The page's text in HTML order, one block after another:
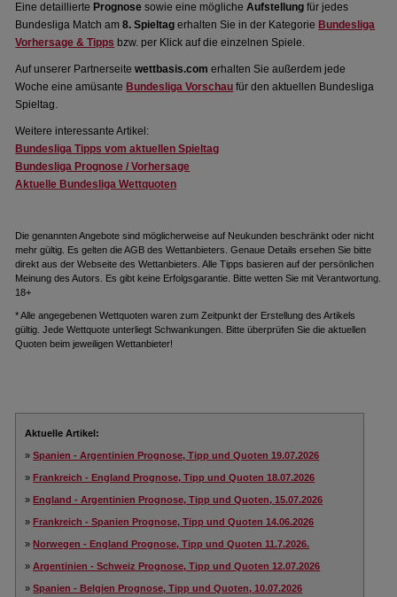
Eine detaillierte Prognose sowie eine möglicheAufstellung für jedes
Bundesliga Match am8. Spieltag erhalten Sie in der Kategorie Bundesliga
Vorhersage & Tipps bzw. per Klick auf die einzelnen Spiele.
Auf unserer Partnerseitewettbasis.com erhalten Sie außerdem jede
Woche eine amüsante Bundesliga Vorschau für den aktuellen Bundesliga
Spieltag.
Weitere interessante Artikel:
Bundesliga Tipps vom aktuellen Spieltag
Bundesliga Prognose / Vorhersage
Aktuelle Bundesliga Wettquoten
Die genannten Angebote sind möglicherweise auf Neukunden beschränkt oder nicht
mehr gültig. Es gelten die AGB des Wettanbieters. Genaue Details ersehen Sie bitte
direkt aus der Webseite des Wettanbieters. Alle Tipps basieren auf der persönlichen
Meinung des Autors. Es gibt keine Erfolgsgarantie. Bitte wetten Sie mit Verantwortung.
18+
* Alle angegebenen Wettquoten waren zum Zeitpunkt der Erstellung des Artikels
gültig. Jede Wettquote unterliegt Schwankungen. Bitte überprüfen Sie die aktuellen
Quoten beim jeweiligen Wettanbieter!
Aktuelle Artikel:
»Spanien - Argentinien Prognose, Tipp und Quoten 19.07.2026
»Frankreich - England Prognose, Tipp und Quoten 18.07.2026
»England - Argentinien Prognose, Tipp und Quoten, 15.07.2026
»Frankreich - Spanien Prognose, Tipp und Quoten 14.06.2026
»Norwegen - England Prognose, Tipp und Quoten 11.7.2026.
»Argentinien - Schweiz Prognose, Tipp und Quoten 12.07.2026
»Spanien - Belgien Prognose, Tipp und Quoten, 10.07.2026